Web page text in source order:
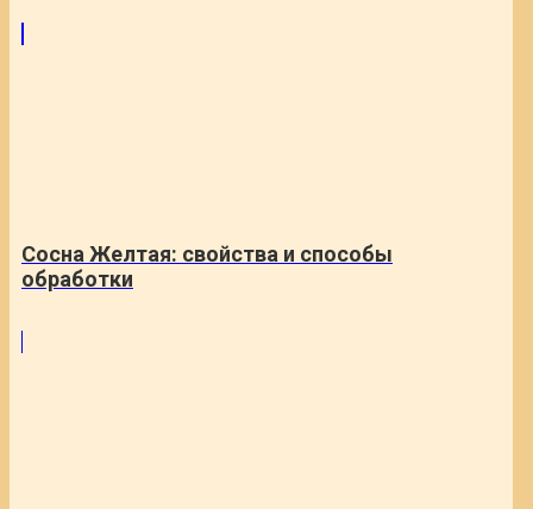
Сосна Желтая: свойства и способы
обработки